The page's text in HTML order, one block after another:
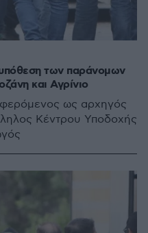
υπόθεση των παράνομων
και Αγρίνιο
ως αρχηγός
Κέντρου Υποδοχής